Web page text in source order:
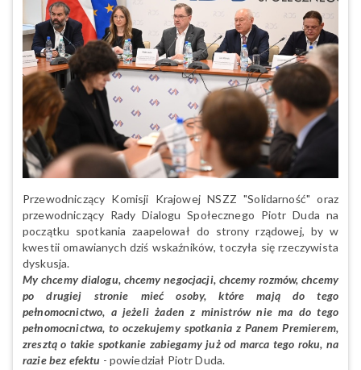
Przewodniczący Komisji Krajowej NSZZ "Solidarność" oraz
przewodniczący Rady Dialogu Społecznego Piotr Duda na
początku spotkania zaapelował do strony rządowej, by w
kwestii omawianych dziś wskaźników, toczyła się rzeczywista
dyskusja.
My chcemy dialogu, chcemy negocjacji, chcemy rozmów, chcemy
po drugiej stronie mieć osoby, które mają do tego
pełnomocnictwo, a jeżeli żaden z ministrów nie ma do tego
pełnomocnictwa, to oczekujemy spotkania z Panem Premierem,
zresztą o takie spotkanie zabiegamy już od marca tego roku, na
razie bez efektu - powiedział Piotr Duda.